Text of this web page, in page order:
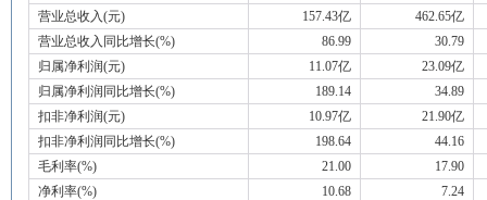
营业总收入(元)
157.43亿
462.65亿
营业总收入同比增长(%)
86.99
30.79
归属净利润(元)
11.07亿
23.09亿
归属净利润同比增长(%)
189.14
34.89
扣非净利润(元)
10.97亿
21.90亿
扣非净利润同比增长(%)
198.64
44.16
毛利率(%)
21.00
17.90
净利率(%)
10.68
7.24